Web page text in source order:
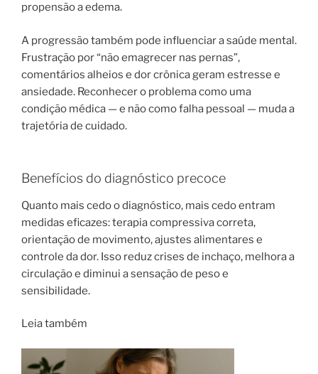
propensão a edema.
A progressão também pode influenciar a saúde mental.
Frustração por “não emagrecer nas pernas”,
comentários alheios e dor crônica geram estresse e
ansiedade. Reconhecer o problema como uma
condição médica — e não como falha pessoal — muda a
trajetória de cuidado.
Benefícios do diagnóstico precoce
Quanto mais cedo o diagnóstico, mais cedo entram
medidas eficazes: terapia compressiva correta,
orientação de movimento, ajustes alimentares e
controle da dor. Isso reduz crises de inchaço, melhora a
circulação e diminui a sensação de peso e
sensibilidade.
Leia também